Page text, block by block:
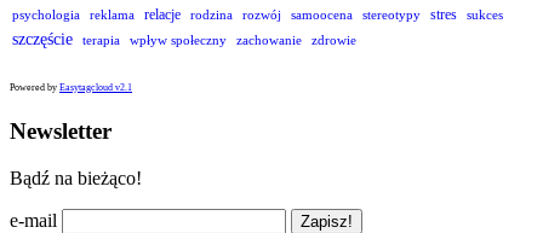
psychologia
reklama relacje rodzina rozwój samoocena stereotypy stres sukces
szczęście terapia wpływ społeczny zachowanie zdrowie
Powered by Easytagcloud v2.1
Newsletter
Bądź na bieżąco!
e-mail